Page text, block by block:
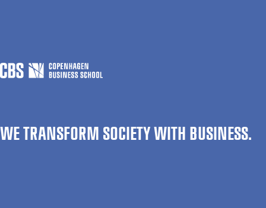
WE TRANSFORM SOCIETY WITH BUSINESS.